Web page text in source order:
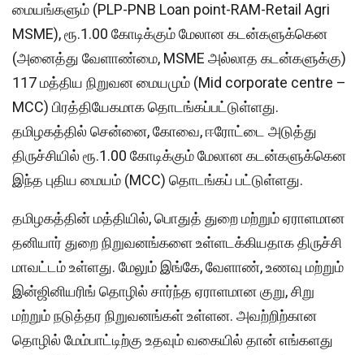
மையங்களும் (PLP-PNB Loan point-RAM-Retail Agri
MSME), ரூ.1.00 கோடிக்கும் மேலான கடன்களுக்கென
(அனைத்து வேளாண்மை, MSME அல்லாத கடன்களுக்கு)
117 மத்திய நிறுவன மையமும் (Mid corporate centre –
MCC) பிரத்தியேகமாக தொடங்கப்பட்டுள்ளது.
தமிழகத்தில் சென்னை, கோவை, ஈரோட்டை அடுத்து
திருச்சியில் ரூ.1.00 கோடிக்கும் மேலான கடன்களுக்கென
இந்த புதிய மையம் (MCC) தொடங்கப் பட்டுள்ளது.
தமிழகத்தின் மத்தியில், பொதுத் துறை மற்றும் ஏராளமான
தனியார் துறை நிறுவனங்களை உள்ளடக்கியதாக திருச்சி
மாவட்டம் உள்ளது. மேலும் இங்கே, வேளாண், உணவு மற்றும்
இன்ஜினியரிங் தொழில் சார்ந்த ஏராளமான குறு, சிறு
மற்றும் நடுத்தர நிறுவனங்கள் உள்ளன. அவற்றிற்கான
தொழில் மேம்பாட்டிற்கு உதவும் வகையில் தான் எங்களது